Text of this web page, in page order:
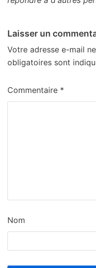
Laisser un
Votre adresse e-mail
obligatoires sont
Commentaire *
Nom